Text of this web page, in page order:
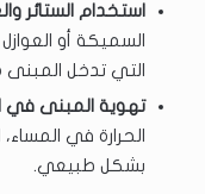
استخدام الستائر
السميكة أو
التي تدخل
تهوية المبنى في
الحرارة في
بشكل طبيعي.